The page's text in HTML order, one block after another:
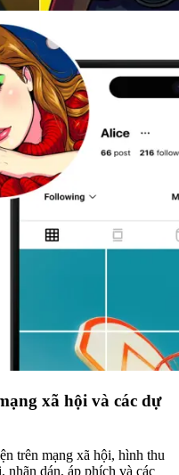
xã hội và các dự
trên mạng xã hội, hình thu
nhãn dán, áp phích và các